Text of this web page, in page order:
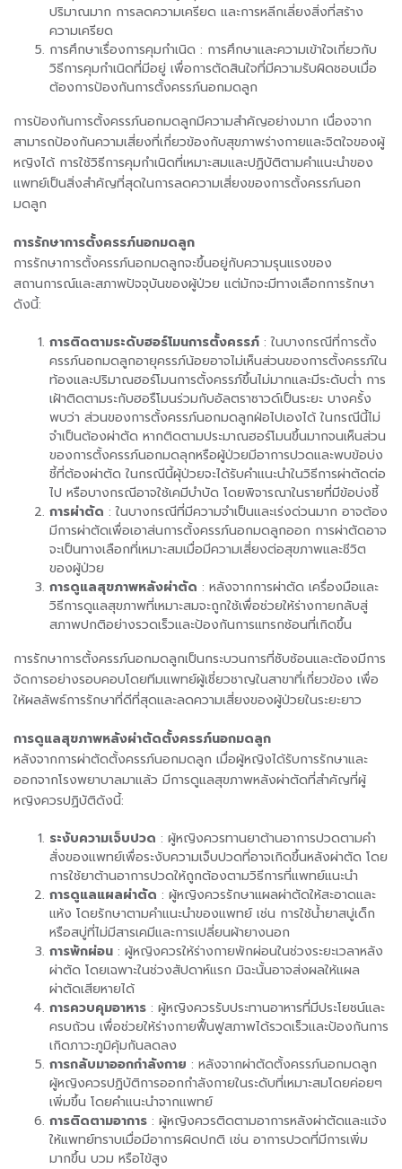
ปริมาณมาก การลดความเครียด และการหลีกเลี่ยงสิ่งที่สร้าง
ความเครียด
การศึกษาเรื่องการคุมกำเนิด : การศึกษาและความเข้าใจเกี่ยวกับ
วิธีการคุมกำเนิดที่มีอยู่ เพื่อการตัดสินใจที่มีความรับผิดชอบเมื่อ
ต้องการป้องกันการตั้งครรภ์นอกมดลูก
การป้องกันการตั้งครรภ์นอกมดลูกมีความสำคัญอย่างมาก เนื่องจาก
สามารถป้องกันความเสี่ยงที่เกี่ยวข้องกับสุขภาพร่างกายและจิตใจของผู้
หญิงได้ การใช้วิธีการคุมกำเนิดที่เหมาะสมและปฏิบัติตามคำแนะนำของ
แพทย์เป็นสิ่งสำคัญที่สุดในการลดความเสี่ยงของการตั้งครรภ์นอก
มดลูก
การรักษาการตั้งครรภ์นอกมดลูก
การรักษาการตั้งครรภ์นอกมดลูกจะขึ้นอยู่กับความรุนแรงของ
สถานการณ์และสภาพปัจจุบันของผู้ป่วย แต่มักจะมีทางเลือกการรักษา
ดังนี้:
การติดตามระดับฮอร์โมนการตั้งครรภ์ : ในบางกรณีที่การตั้ง
ครรภ์นอกมดลูกอายุครรภ์น้อยอาจไม่เห็นส่วนของการตั้งครรภ์ใน
ท้องและปริมาณฮอร์โมนการตั้งครรภ์ขึ้นไม่มากและมีระดับต่ำ การ
เฝ้าติดตามระกับฮอรืโมนร่วมกับอัลตราซาวด์เป็นระยะ บางครั้ง
พบว่า ส่วนของการตั้งครรภ์นอกมดลูกฝ่อไปเองได้ ในกรณีนี้ไม่
จำเป็นต้องผ่าตัด หากติดตามประมาณฮอร์โมนขึ้นมากจนเห็นส่วน
ของการตั้งครรภ์นอกมดลุกหรือผู้ป่วยมีอาการปวดและพบข้อบ่ง
ชี้ที่ต้องผ่าตัด ในกรณีนี้ผุ้ป่วยจะได้รับคำแนะนำในวิธีการผ่าตัดต่อ
ไป หรือบางกรณีอาจใช้เคมีบำบัด โดยพิจารณาในรายที่มีข้อบ่งชี้
การผ่าตัด : ในบางกรณีที่มีความจำเป็นและเร่งด่วนมาก อาจต้อง
มีการผ่าตัดเพื่อเอาส่นการตั้งครรภ์นอกมดลูกออก การผ่าตัดอาจ
จะเป็นทางเลือกที่เหมาะสมเมื่อมีความเสี่ยงต่อสุขภาพและชีวิต
ของผู้ป่วย
การดูแลสุขภาพหลังผ่าตัด : หลังจากการผ่าตัด เครื่องมือและ
วิธีการดูแลสุขภาพที่เหมาะสมจะถูกใช้เพื่อช่วยให้ร่างกายกลับสู่
สภาพปกติอย่างรวดเร็วและป้องกันการแทรกซ้อนที่เกิดขึ้น
การรักษาการตั้งครรภ์นอกมดลูกเป็นกระบวนการที่ซับซ้อนและต้องมีการ
จัดการอย่างรอบคอบโดยทีมแพทย์ผู้เชี่ยวชาญในสาขาที่เกี่ยวข้อง เพื่อ
ให้ผลลัพธ์การรักษาที่ดีที่สุดและลดความเสี่ยงของผู้ป่วยในระยะยาว
การดูแลสุขภาพหลังผ่าตัดตั้งครรภ์นอกมดลูก
หลังจากการผ่าตัดตั้งครรภ์นอกมดลูก เมื่อผู้หญิงได้รับการรักษาและ
ออกจากโรงพยาบาลมาแล้ว มีการดูแลสุขภาพหลังผ่าตัดที่สำคัญที่ผู้
หญิงควรปฏิบัติดังนี้:
ระงับความเจ็บปวด : ผู้หญิงควรทานยาต้านอาการปวดตามคำ
สั่งของแพทย์เพื่อระงับความเจ็บปวดที่อาจเกิดขึ้นหลังผ่าตัด โดย
การใช้ยาต้านอาการปวดให้ถูกต้องตามวิธีการที่แพทย์แนะนำ
การดูแลแผลผ่าตัด : ผู้หญิงควรรักษาแผลผ่าตัดให้สะอาดและ
แห้ง โดยรักษาตามคำแนะนำของแพทย์ เช่น การใช้น้ำยาสบู่เด็ก
หรือสบู่ที่ไม่มีสารเคมีและการเปลี่ยนผ้ายางนอก
การพักผ่อน : ผู้หญิงควรให้ร่างกายพักผ่อนในช่วงระยะเวลาหลัง
ผ่าตัด โดยเฉพาะในช่วงสัปดาห์แรก มิฉะนั้นอาจส่งผลให้แผล
ผ่าตัดเสียหายได้
การควบคุมอาหาร : ผู้หญิงควรรับประทานอาหารที่มีประโยชน์และ
ครบถ้วน เพื่อช่วยให้ร่างกายฟื้นฟูสภาพได้รวดเร็วและป้องกันการ
เกิดภาวะภูมิคุ้มกันลดลง
การกลับมาออกกำลังกาย : หลังจากผ่าตัดตั้งครรภ์นอกมดลูก
ผู้หญิงควรปฏิบัติการออกกำลังกายในระดับที่เหมาะสมโดยค่อยๆ
เพิ่มขึ้น โดยคำแนะนำจากแพทย์
การติดตามอาการ : ผู้หญิงควรติดตามอาการหลังผ่าตัดและแจ้ง
ให้แพทย์ทราบเมื่อมีอาการผิดปกติ เช่น อาการปวดที่มีการเพิ่ม
มากขึ้น บวม หรือไข้สูง